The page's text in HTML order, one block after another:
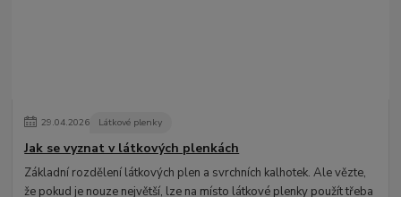
29.04.2026 Látkové plenky
Jak se vyznat v látkových plenkách
Základní rozdělení látkových plen a svrchních kalhotek. Ale vězte,
že pokud je nouze největší, lze na místo látkové plenky použít třeba